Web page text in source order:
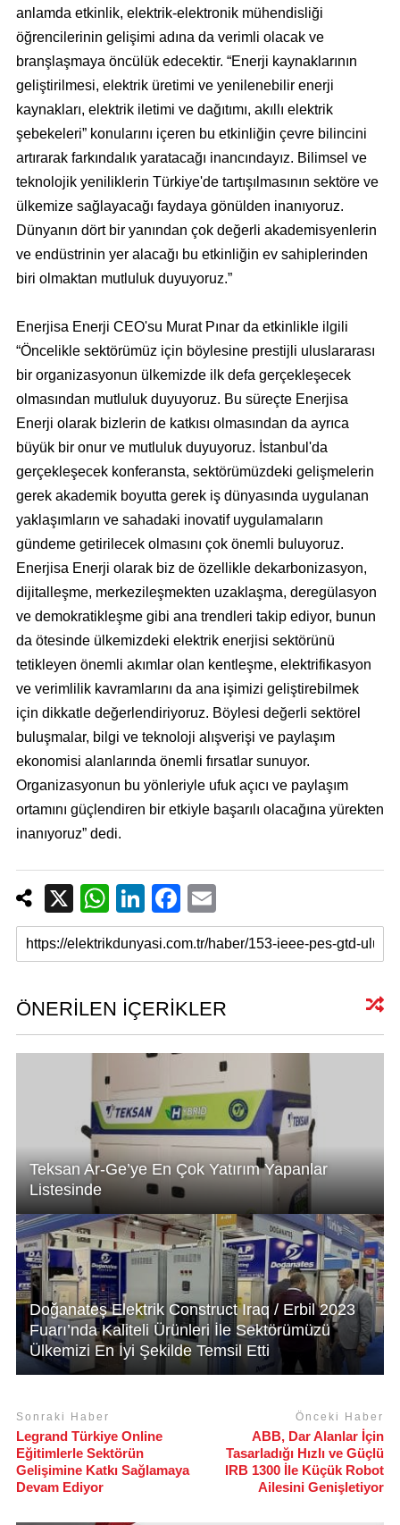
anlamda etkinlik, elektrik-elektronik mühendisliği
öğrencilerinin gelişimi adına da verimli olacak ve
branşlaşmaya öncülük edecektir. “Enerji kaynaklarının
geliştirilmesi, elektrik üretimi ve yenilenebilir enerji
kaynakları, elektrik iletimi ve dağıtımı, akıllı elektrik
şebekeleri” konularını içeren bu etkinliğin çevre bilincini
artırarak farkındalık yaratacağı inancındayız. Bilimsel ve
teknolojik yeniliklerin Türkiye'de tartışılmasının sektöre ve
ülkemize sağlayacağı faydaya gönülden inanıyoruz.
Dünyanın dört bir yanından çok değerli akademisyenlerin
ve endüstrinin yer alacağı bu etkinliğin ev sahiplerinden
biri olmaktan mutluluk duyuyoruz.”
Enerjisa Enerji CEO'su Murat Pınar da etkinlikle ilgili
“Öncelikle sektörümüz için böylesine prestijli uluslararası
bir organizasyonun ülkemizde ilk defa gerçekleşecek
olmasından mutluluk duyuyoruz. Bu süreçte Enerjisa
Enerji olarak bizlerin de katkısı olmasından da ayrıca
büyük bir onur ve mutluluk duyuyoruz. İstanbul'da
gerçekleşecek konferansta, sektörümüzdeki gelişmelerin
gerek akademik boyutta gerek iş dünyasında uygulanan
yaklaşımların ve sahadaki inovatif uygulamaların
gündeme getirilecek olmasını çok önemli buluyoruz.
Enerjisa Enerji olarak biz de özellikle dekarbonizasyon,
dijitalleşme, merkezileşmekten uzaklaşma, deregülasyon
ve demokratikleşme gibi ana trendleri takip ediyor, bunun
da ötesinde ülkemizdeki elektrik enerjisi sektörünü
tetikleyen önemli akımlar olan kentleşme, elektrifikasyon
ve verimlilik kavramlarını da ana işimizi geliştirebilmek
için dikkatle değerlendiriyoruz. Böylesi değerli sektörel
buluşmalar, bilgi ve teknoloji alışverişi ve paylaşım
ekonomisi alanlarında önemli fırsatlar sunuyor.
Organizasyonun bu yönleriyle ufuk açıcı ve paylaşım
ortamını güçlendiren bir etkiyle başarılı olacağına yürekten
inanıyoruz” dedi.
X
W
h
at
A
p
p
Li
n
k
dI
n
F
a
c
b
o
k
m
ail
ÖNERİLEN İÇERİKLER
Teksan Ar-Ge’ye En Çok Yatırım Yapanlar
Listesinde
Doğanateş Elektrik Construct Iraq / Erbil 2023
Fuarı’nda Kaliteli Ürünleri İle Sektörümüzü
Ülkemizi En İyi Şekilde Temsil Etti
Sonraki Haber
Legrand Türkiye Online
Eğitimlerle Sektörün
Gelişimine Katkı Sağlamaya
Devam Ediyor
Önceki Haber
ABB, Dar Alanlar İçin
Tasarladığı Hızlı ve Güçlü
IRB 1300 İle Küçük Robot
Ailesini Genişletiyor